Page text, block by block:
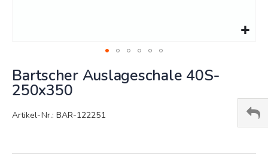
zum
Anfang
der
Bildergalerie
Bartscher Auslageschale 40S-
250x350
Artikel-Nr.: BAR-122251